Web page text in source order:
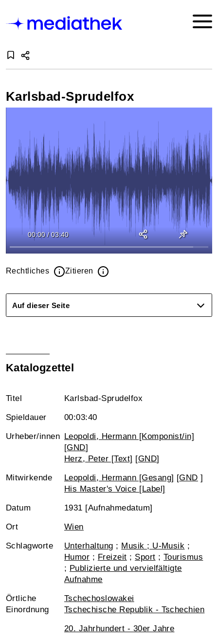
Karlsbad-Sprudelfox
00:00 / 03:40
Rechtliches Zitieren
Auf dieser Seite
Katalogzettel
Titel Karlsbad-Sprudelfox
Spieldauer 00:03:40
Urheber/innen Leopoldi, Hermann [Komponist/in]
[GND]
Herz, Peter [Text] [GND]
Mitwirkende Leopoldi, Hermann [Gesang] [GND ]
His Master's Voice [Label]
Datum 1931 [Aufnahmedatum]
Ort Wien
Schlagworte Unterhaltung ; Musik ; U-Musik ;
Humor ; Freizeit ; Sport ;Tourismus
; Publizierte und vervielfältigte
Aufnahme
Örtliche
Einordnung
Tschechoslowakei
Tschechische Republik - Tschechien
20. Jahrhundert - 30er Jahre